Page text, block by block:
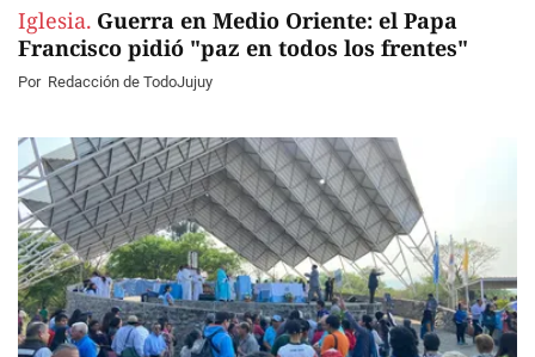
Iglesia. Guerra en Medio Oriente: el Papa
Francisco pidió "paz en todos los frentes"
Por Redacción de TodoJujuy